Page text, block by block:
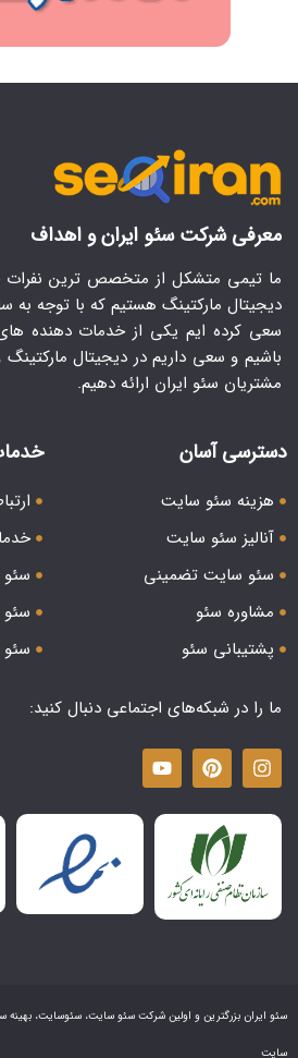
معرفی شرکت سئو ایران و اهداف
ما تیمی متشکل از متخصص ترین نفرات
دیجیتال مارکتینگ هستیم که با توجه به
سعی کرده ایم یکی از خدمات دهنده
باشیم و سعی داریم در دیجیتال
مشتریان سئو ایران ارائه دهیم.
دسترسی آسان
هزینه سئو سایت
آنالیز سئو سایت
سئو سایت تضمینی
مشاوره سئو
پشتیبانی سئو
سئو
سئو
سئو
ما را در شبکه‌های اجتماعی دنبال کنید:
سئو ایران بزرگترین و اولین شرکت سئو سایت، سئوسایت، بهینه
سایت